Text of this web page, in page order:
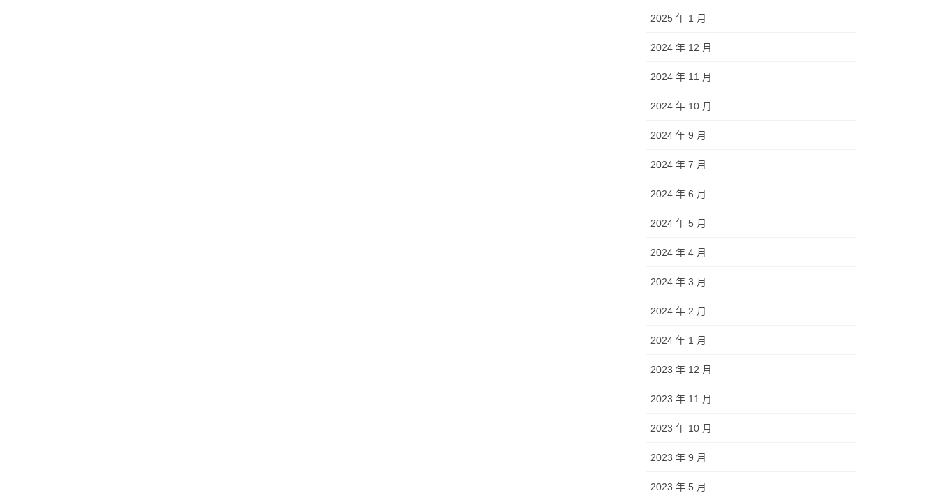
2025 年 1 月
2024 年 12 月
2024 年 11 月
2024 年 10 月
2024 年 9 月
2024 年 7 月
2024 年 6 月
2024 年 5 月
2024 年 4 月
2024 年 3 月
2024 年 2 月
2024 年 1 月
2023 年 12 月
2023 年 11 月
2023 年 10 月
2023 年 9 月
2023 年 5 月